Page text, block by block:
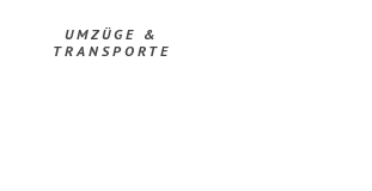
UMZÜGE &
TRANSPORTE